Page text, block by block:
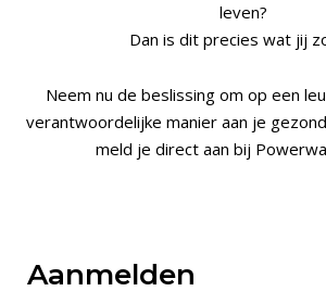
leven?
Dan is dit precies wat jij
Neem nu de beslissing om op een
verantwoordelijke manier aan je
meld je direct aan bij
Aanmelden